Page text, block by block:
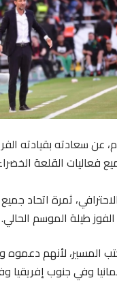
عن سعادته بقيادته
إلى جميع فعاليات
ثمرة اتحاد
الفوز طيلة الموسم الحالي.
المسير، لأنهم
وفي جنوب